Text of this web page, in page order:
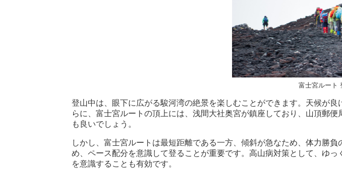
富士宮ルート
登山中は、眼下に広がる駿河湾の絶景を楽しむことができます。天候が
らに、富士宮ルートの頂上には、浅間大社奥宮が鎮座しており、山頂郵
も良いでしょう。
しかし、富士宮ルートは最短距離である一方、傾斜が急なため、体力勝
め、ペース配分を意識して登ることが重要です。高山病対策として、ゆ
を意識することも有効です。